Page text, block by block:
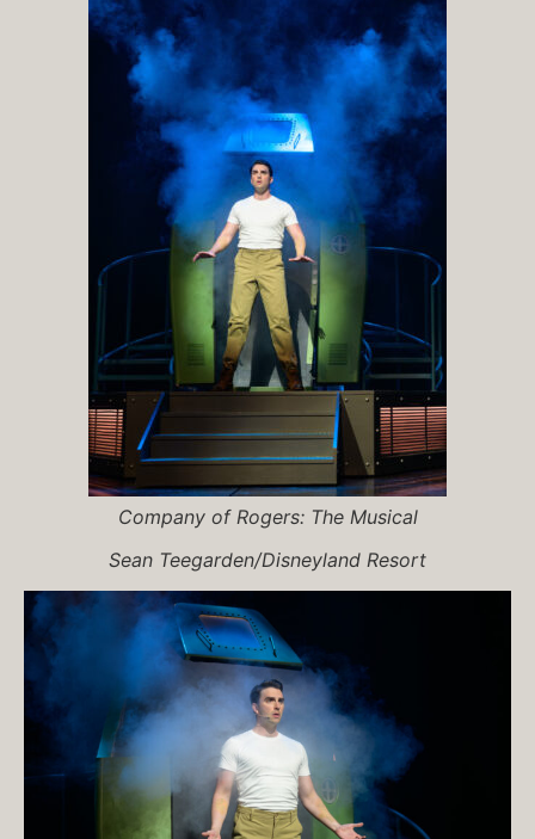
Company of Rogers: The Musical
Sean Teegarden/Disneyland Resort